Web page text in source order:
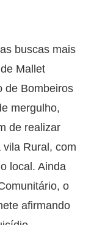
buscas mais
Mallet
de Bombeiros
mergulho,
de realizar
Rural, com
local. Ainda
o
afirmando